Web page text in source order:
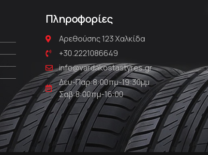
Πληροφορίες
Αρεθούσης 123 Χαλκίδα
+30.2221086649
info@vardakostastyres.gr
Δευ-Παρ:8:00πμ-19:30μμ
Σαβ:8:00πμ-16:00